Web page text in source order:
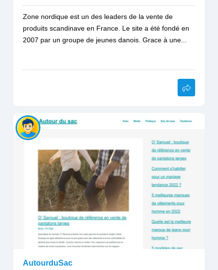
Zone nordique est un des leaders de la vente de
produits scandinave en France. Le site a été fondé en
2007 par un groupe de jeunes danois. Grace à une...
AutourduSac